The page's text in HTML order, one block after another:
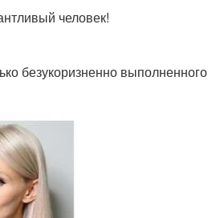
человек!
безукоризненно выполненного